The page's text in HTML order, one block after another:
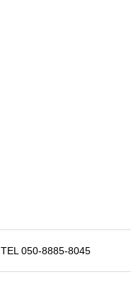
TEL 050-8885-8045